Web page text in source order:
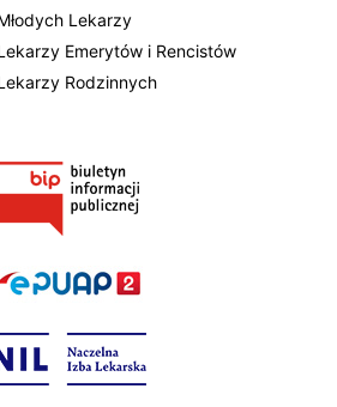
Lekarzy
Emerytów i Rencistów
Rodzinnych